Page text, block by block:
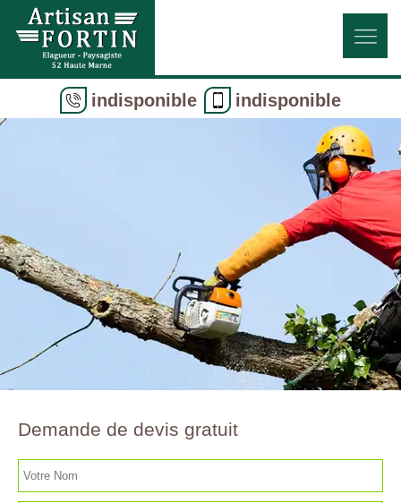
indisponible indisponible
Demande de devis gratuit